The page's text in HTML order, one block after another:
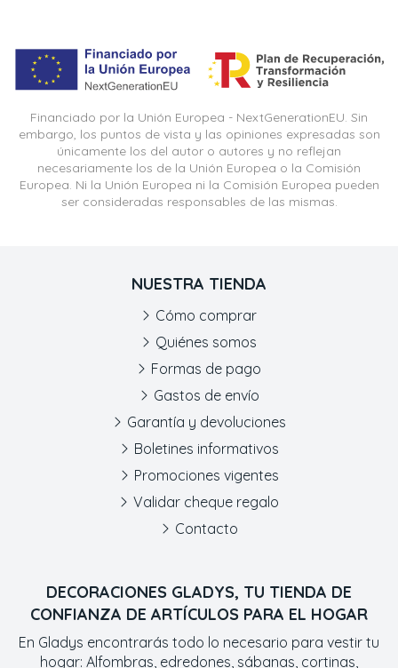
Financiado por la Unión Europea - NextGenerationEU. Sin
embargo, los puntos de vista y las opiniones expresadas son
únicamente los del autor o autores y no reflejan
necesariamente los de la Unión Europea o la Comisión
Europea. Ni la Unión Europea ni la Comisión Europea pueden
ser consideradas responsables de las mismas.
DECORACIONES GLADYS, TU TIENDA DE
CONFIANZA DE ARTÍCULOS PARA EL HOGAR
En Gladys encontrarás todo lo necesario para vestir tu
hogar: Alfombras, edredones, sábanas, cortinas,
NUESTRA TIENDA
Cómo comprar
Quiénes somos
Formas de pago
Gastos de envío
Garantía y devoluciones
Boletines informativos
Promociones vigentes
Validar cheque regalo
Contacto